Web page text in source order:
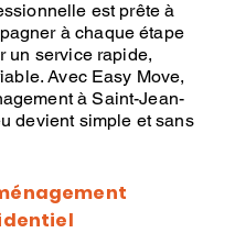
est prête à
à chaque étape
un service rapide,
Avec Easy Move,
à Saint-Jean-
devient simple et sans